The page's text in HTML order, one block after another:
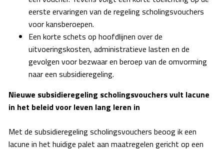
eerste ervaringen van de regeling scholingsvouchers
voor kansberoepen.
Een korte schets op hoofdlijnen over de
uitvoeringskosten, administratieve lasten en de
gevolgen voor bezwaar en beroep van de omvorming
naar een subsidieregeling.
Nieuwe subsidieregeling scholingsvouchers vult lacune
in het beleid voor leven lang leren in
Met de subsidieregeling scholingsvouchers beoog ik een
lacune in het huidige palet aan maatregelen gericht op een